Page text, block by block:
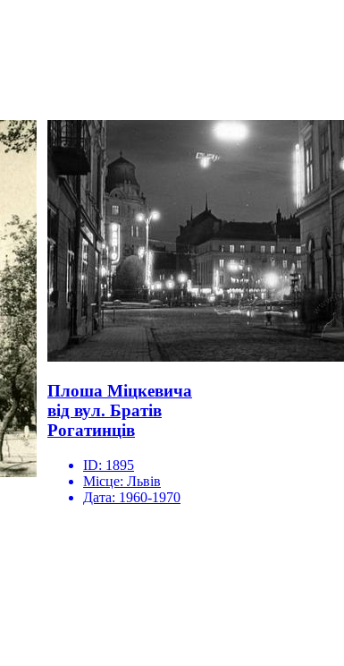
Плоша Міцкевича
від вул. Братів
Рогатинців
ID: 1895
Місце: Львів
Дата: 1960-1970